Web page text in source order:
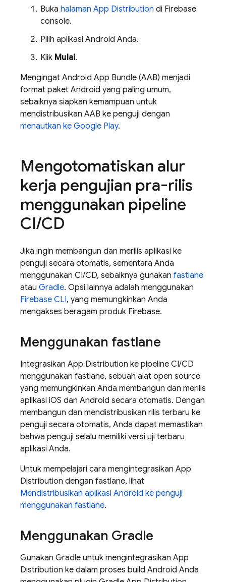
Buka halaman App Distribution di Firebase
console.
Pilih aplikasi Android Anda.
Klik Mulai.
Mengingat Android App Bundle (AAB) menjadi
format paket Android yang paling umum,
sebaiknya siapkan kemampuan untuk
mendistribusikan AAB ke penguji dengan
menautkan ke Google Play.
Mengotomatiskan alur
kerja pengujian pra-rilis
menggunakan pipeline
CI/CD
Jika ingin membangun dan merilis aplikasi ke
penguji secara otomatis, sementara Anda
menggunakan CI/CD, sebaiknya gunakan fastlane
atau Gradle. Opsi lainnya adalah menggunakan
Firebase CLI, yang memungkinkan Anda
mengakses beragam produk Firebase.
Menggunakan fastlane
Integrasikan App Distribution ke pipeline CI/CD
menggunakan fastlane, sebuah alat open source
yang memungkinkan Anda membangun dan merilis
aplikasi iOS dan Android secara otomatis. Dengan
membangun dan mendistribusikan rilis terbaru ke
penguji secara otomatis, Anda dapat memastikan
bahwa penguji selalu memiliki versi uji terbaru
aplikasi Anda.
Untuk mempelajari cara mengintegrasikan App
Distribution dengan fastlane, lihat
Mendistribusikan aplikasi Android ke penguji
menggunakan fastlane.
Menggunakan Gradle
Gunakan Gradle untuk mengintegrasikan App
Distribution ke dalam proses build Android Anda